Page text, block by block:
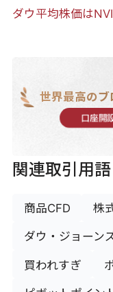
ダウ平均株価は
世界最高のブ
口座開設
関連取引用語
商品CFD 株
ダウ・ジョーン
買われすぎ